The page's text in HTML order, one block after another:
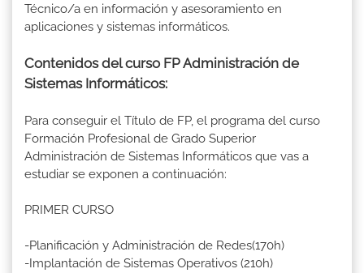
Técnico/a en información y asesoramiento en
aplicaciones y sistemas informáticos.
Contenidos del curso FP Administración de
Sistemas Informáticos:
Para conseguir el Título de FP, el programa del curso
Formación Profesional de Grado Superior
Administración de Sistemas Informáticos que vas a
estudiar se exponen a continuación:
PRIMER CURSO
-Planificación y Administración de Redes(170h)
-Implantación de Sistemas Operativos (210h)